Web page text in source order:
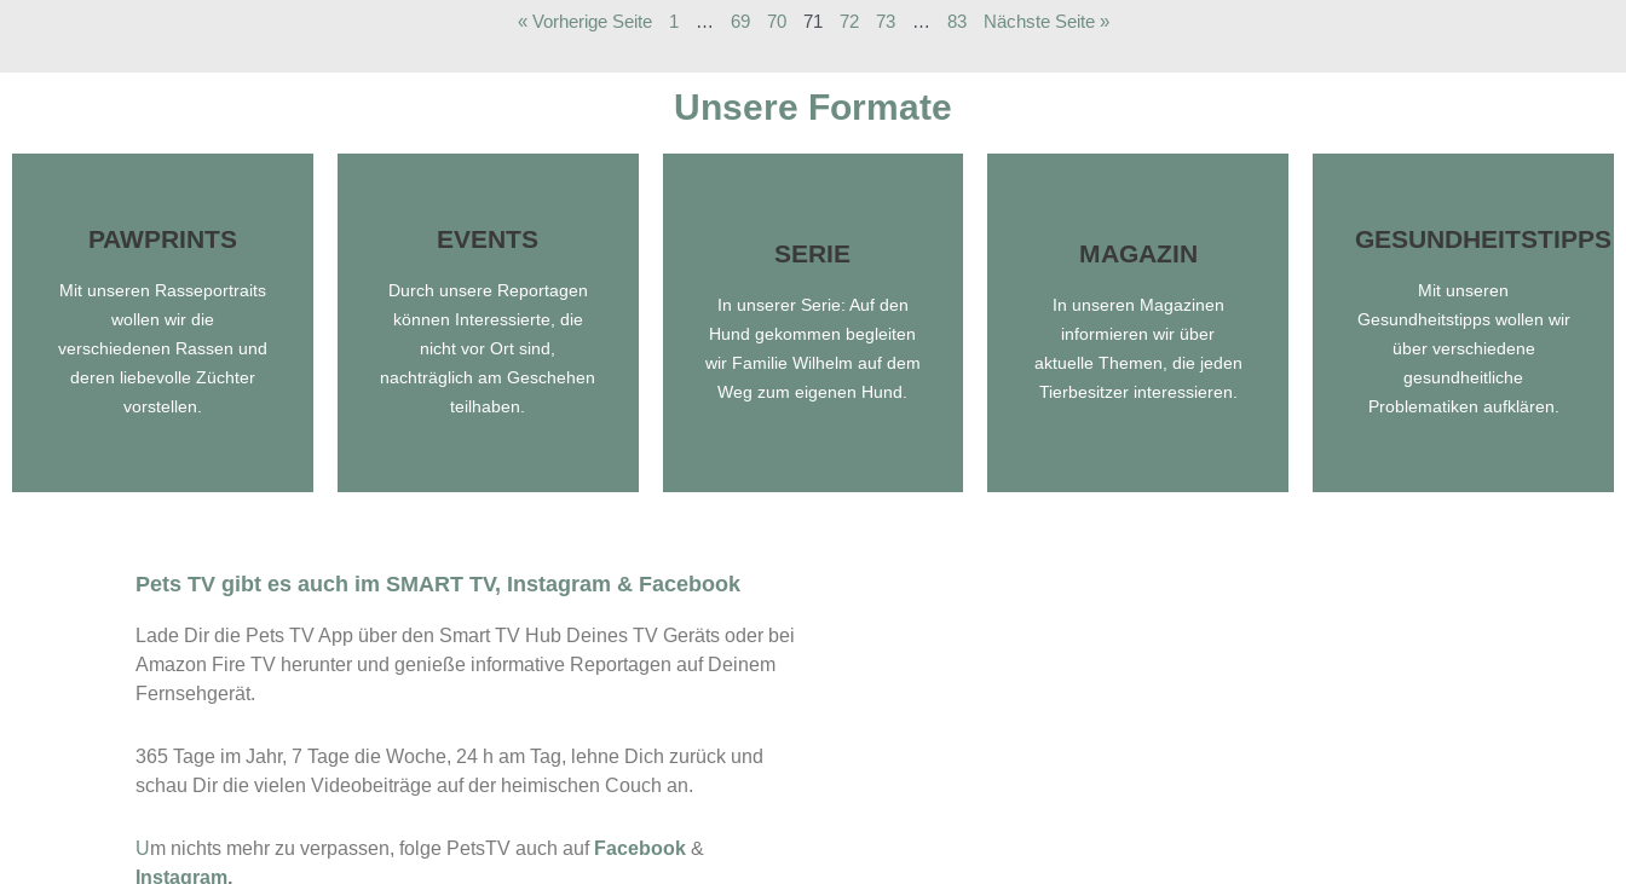
« Vorherige Seite 1 … 69 70 71 72 73 … 83 Nächste Seite »
Unsere Formate
PAWPRINTS
Mit unseren Rasseportraits
wollen wir die
verschiedenen Rassen und
deren liebevolle Züchter
vorstellen.
Zu unseren Rasseportraits
PAWPRINTS
EVENTS
Durch unsere Reportagen
können Interessierte, die
nicht vor Ort sind,
nachträglich am Geschehen
teilhaben.
Zu unseren
Eventreportagen
EVENTS
SERIE
In unserer Serie: Auf den
Hund gekommen begleiten
wir Familie Wilhelm auf dem
Weg zum eigenen Hund.
SERIE
Auf den Hund gekommen
MAGAZIN
In unseren Magazinen
informieren wir über
aktuelle Themen, die jeden
Tierbesitzer interessieren.
MAGAZIN
Zu unseren Magazinen
GESUNDHEITSTIPPS
Mit unseren
Gesundheitstipps wollen wir
über verschiedene
gesundheitliche
Problematiken aufklären.
GESUNDHEITSTIPPS
Zu unseren
Gesundheitstipps
Pets TV gibt es auch im SMART TV, Instagram & Facebook
Lade Dir die Pets TV App über den Smart TV Hub Deines TV Geräts oder bei
Amazon Fire TV herunter und genieße informative Reportagen auf Deinem
Fernsehgerät.
365 Tage im Jahr, 7 Tage die Woche, 24 h am Tag, lehne Dich zurück und
schau Dir die vielen Videobeiträge auf der heimischen Couch an.
Um nichts mehr zu verpassen, folge PetsTV auch auf Facebook &
Instagram.